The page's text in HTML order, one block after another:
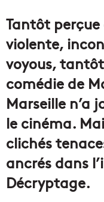
Tantôt
violente,
voyous,
comédie de
Marseille n’a
le cinéma.
clichés
ancrés dans
Décryptage.